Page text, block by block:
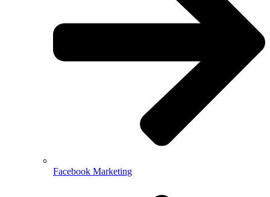
Facebook Marketing